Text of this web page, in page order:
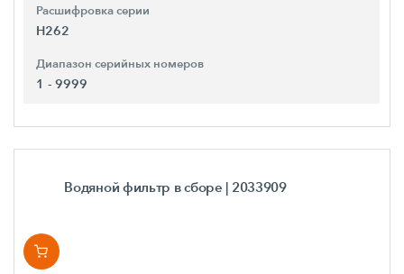
Расшифровка серии
H262
Диапазон серийных номеров
1 - 9999
Водяной фильтр в сборе | 2033909